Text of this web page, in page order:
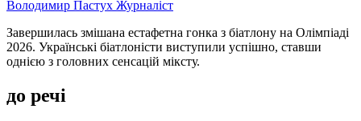
Володимир Пастух Журналіст
Завершилась змішана естафетна гонка з біатлону на Олімпіаді
2026. Українські біатлоністи виступили успішно, ставши
однією з головних сенсацій міксту.
до речі